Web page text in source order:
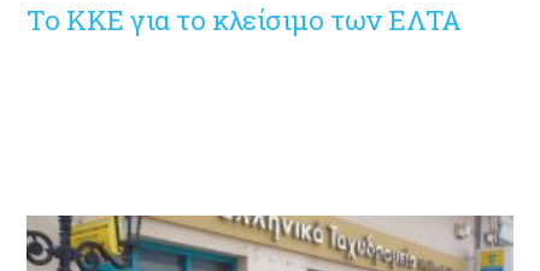
To KKE για το κλείσιμο των ΕΛΤΑ